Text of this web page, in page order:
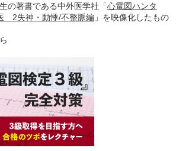
の著書である中外医学社「心電図ハンタ
2失神・動悸/不整脈編 」を映像化したもの